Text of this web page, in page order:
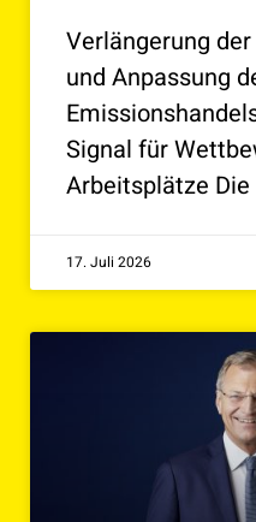
Verlängerung
und Anpassung
Signal für
Arbeitsplätze Die
17. Juli 2026